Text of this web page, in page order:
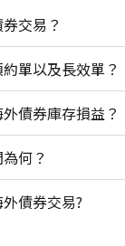
交易？
單以及長效單？
債券庫存損益？
何？
債券交易?